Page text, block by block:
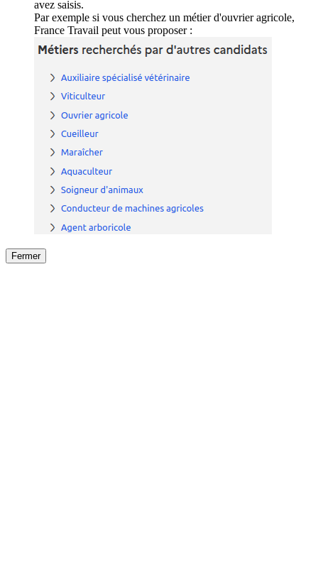
avez saisis.
Par exemple si vous cherchez un métier d'ouvrier agricole,
France Travail peut vous proposer :
Fermer